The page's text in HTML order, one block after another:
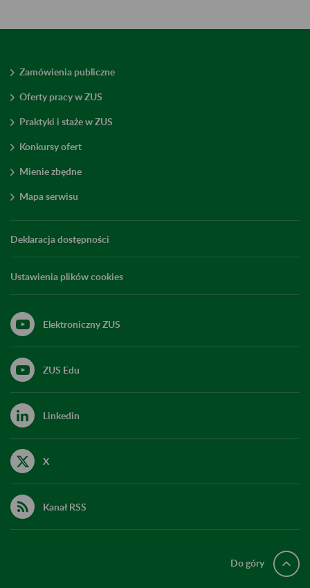
Zamówienia publiczne
Oferty pracy w ZUS
Praktyki i staże w ZUS
Konkursy ofert
Mienie zbędne
Mapa serwisu
Deklaracja dostępności
Ustawienia plików cookies
Elektroniczny ZUS
ZUS Edu
Linkedin
X
Kanał RSS
Do góry